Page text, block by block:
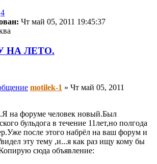
4
Чт май 05, 2011 19:45:37
НА ЛЕТО.
motilek-1 » Чт май 05, 2011
на форуме человек новый.Был
бульдога в течение 11лет,но полгода
после этого набрёл на ваш форум и
эту тему ,и...я как раз ищу кому бы
сюда объявление: